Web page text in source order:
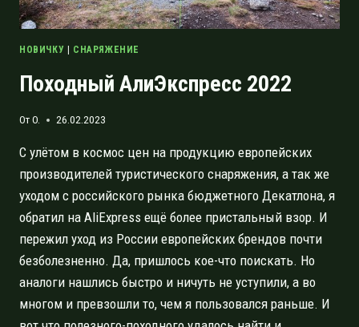
НОВИЧКУ | СНАРЯЖЕНИЕ
Походный АлиЭкспресс 2022
ОтO. 26.02.2023
С улётом в космос цен на продукцию европейских
производителей туристического снаряжения, а так же
уходом с российского рынка бюджетного Декатлона, я
обратил на AliExpress ещё более пристальный взор. И
пережил уход из России европейских брендов почти
безболезненно. Да, пришлось кое-что поискать. Но
аналоги нашлись быстро и ничуть не уступили, а во
многом и превзошли то, чем я пользовался раньше. И